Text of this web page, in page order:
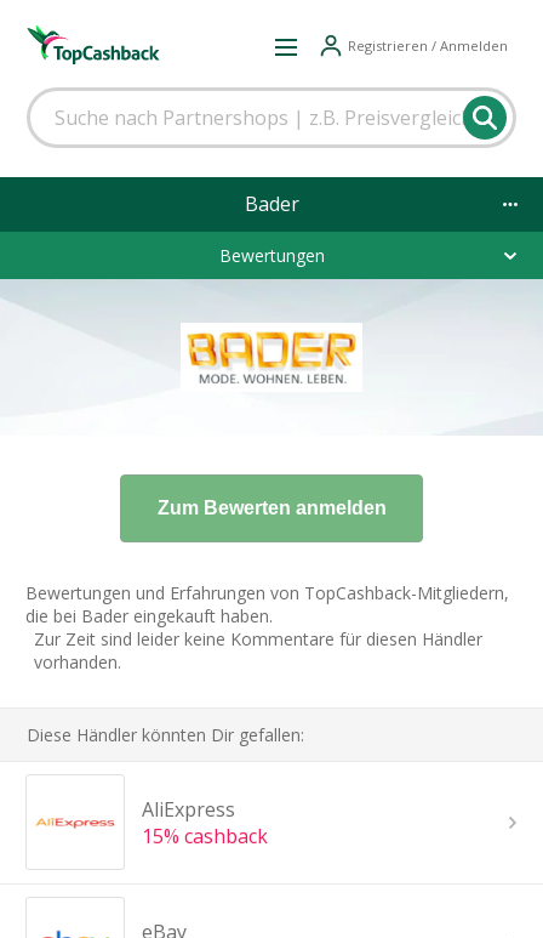
Registrieren / Anmelden
Bader
Bewertungen
Bewertungen und Erfahrungen von TopCashback-Mitgliedern,
die bei Bader eingekauft haben.
Zur Zeit sind leider keine Kommentare für diesen Händler
vorhanden.
Diese Händler könnten Dir gefallen:
AliExpress
15% cashback
eBay